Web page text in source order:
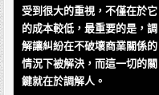
受到很大的重視，不僅在於它
的成本較低，最重要的是，調
解讓糾紛在不破壞商業關係的
情況下被解決，而這一切的關
鍵就在於調解人。